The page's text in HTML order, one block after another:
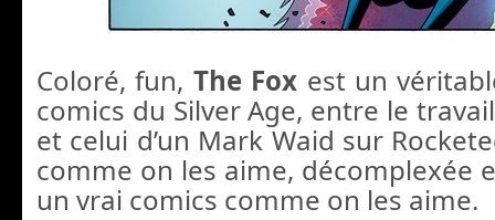
Coloré, fun, The Fox est un
comics du Silver Age, entre le
et celui d’un Mark Waid sur
comme on les aime, décomplexée
un vrai comics comme on les aime.